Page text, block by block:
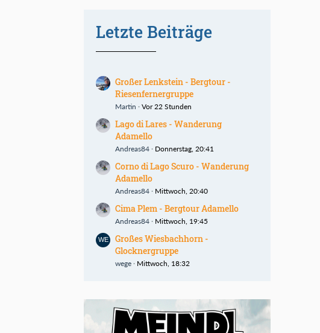
Letzte Beiträge
Großer Lenkstein - Bergtour -
Riesenfernergruppe
Martin Vor 22 Stunden
Lago di Lares - Wanderung
Adamello
Andreas84 Donnerstag, 20:41
Corno di Lago Scuro - Wanderung
Adamello
Andreas84 Mittwoch, 20:40
Cima Plem - Bergtour Adamello
Andreas84 Mittwoch, 19:45
Großes Wiesbachhorn -
Glocknergruppe
wege Mittwoch, 18:32